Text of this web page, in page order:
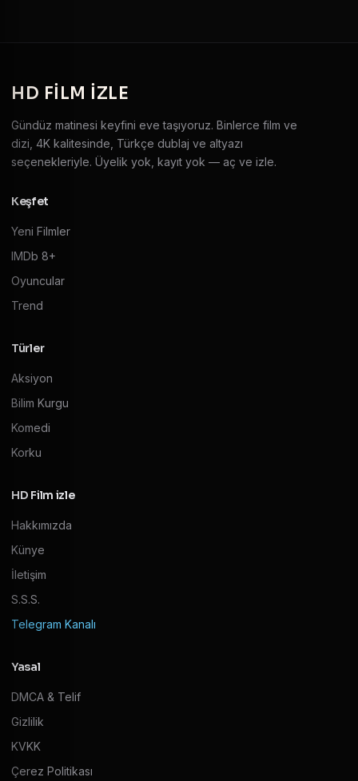
HD FILM IZLE
Gündüz matinesi keyfini eve taşıyoruz. Binlerce film ve
dizi, 4K kalitesinde, Türkçe dublaj ve altyazı
seçenekleriyle. Üyelik yok, kayıt yok — aç ve izle.
Keşfet
Yeni Filmler
IMDb 8+
Oyuncular
Trend
Türler
Aksiyon
Bilim Kurgu
Komedi
Korku
HD Film izle
Hakkımızda
Künye
İletişim
S.S.S.
Telegram Kanalı
Yasal
DMCA & Telif
Gizlilik
KVKK
Çerez Politikası